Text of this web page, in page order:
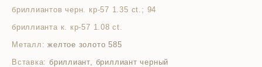
бриллиантов черн. кр-57 1.35 ct.; 94
бриллианта к. кр-57 1.08 ct.
Металл: желтое золото 585
Вставка: бриллиант, бриллиант черный